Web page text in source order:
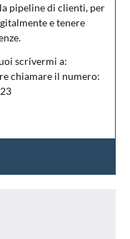
pipeline di clienti, per
e tenere
scrivermi a:
chiamare il numero: